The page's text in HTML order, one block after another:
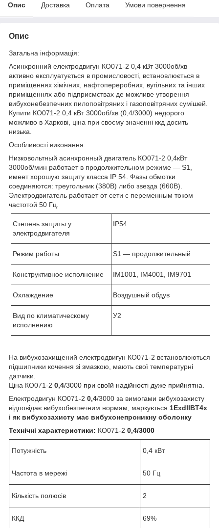
Опис Доставка Оплата Умови повернення
Опис
Загальна інформація:
Асинхронний електродвигун КО071-2 0,4 кВт 3000об/хв
активно експлуатується в промисловості, встановлюється в
приміщеннях хімічних, нафтопереробних, вугільних та інших
приміщеннях або підприємствах де можливе утворення
вибухонебезпечних пилоповітряних і газоповітряних сумішей.
Купити КО071-2 0,4 кВт 3000об/хв (0,4/3000) недорого
можливо в Харкові, ціна при своєму значенні ккд досить
низька.
Особливості виконання:
Низковольтный асинхронный двигатель КО071-2 0,4кВт
3000об/мин работает в продолжительном режиме ― S1,
имеет хорошую защиту класса ІP 54. Фазы обмотки
соединяются: треугольник (380В) либо звезда (660В).
Электродвигатель работает от сети с переменным током
частотой 50 Гц.
Степень защиты у
электродвигателя
IP54
Режим работы S1 ― продолжительный
Конструктивное исполнение IM1001, IM4001, IM9701
Охлаждение Воздушный обдув
Вид по климатическому
исполнению
У2
На вибухозахищений електродвигун КО071-2 встановлюються
підшипники кочення зі змазкою, мають свої температурні
датчики.
Ціна КО071-2 0,4/3000 при своїй надійності дуже прийнятна.
Електродвигун КО071-2 0,4/3000 за вимогами вибухозахисту
відповідає вибухобезпечним нормам, маркується 1ExdIIBT4х
і як вибухозахисту має вибухонепроникну оболонку
Технічні характеристики: КО071-2 0,4/3000
Потужність 0,4 кВт
Частота в мережі 50 Гц
Кількість полюсів 2
ККД 69%